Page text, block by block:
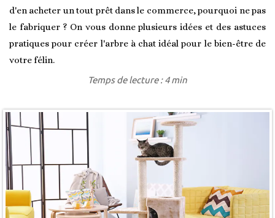
d'en acheter un tout prêt dans le commerce, pourquoi ne pas
le fabriquer ? On vous donne plusieurs idées et des astuces
pratiques pour créer l'arbre à chat idéal pour le bien-être de
votre félin.
Temps de lecture : 4 min